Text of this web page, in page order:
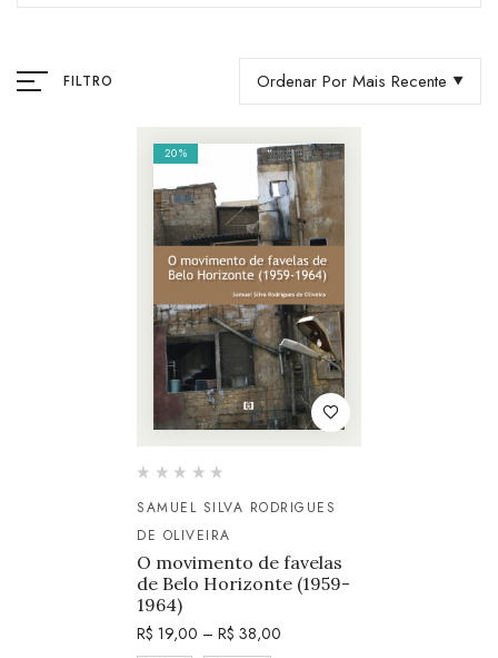
FILTRO Ordenar Por Mais Recente
20%
SAMUEL SILVA RODRIGUES
DE OLIVEIRA
O movimento de favelas
de Belo Horizonte (1959-
1964)
R$ 19,00 – R$ 38,00